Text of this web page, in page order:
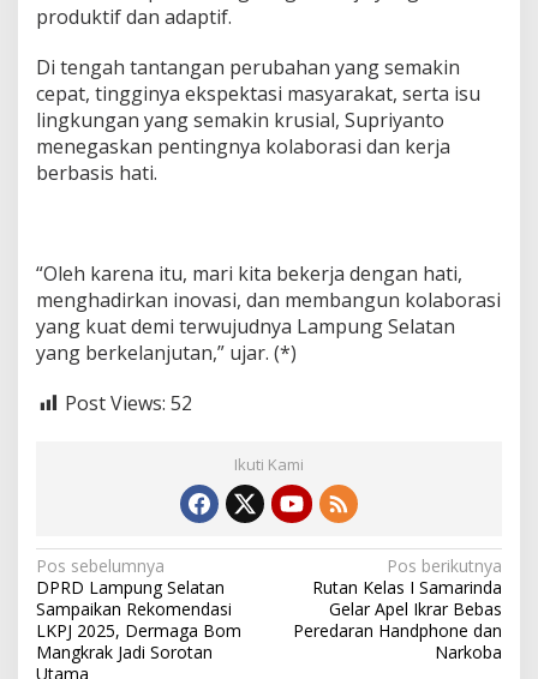
produktif dan adaptif.
Di tengah tantangan perubahan yang semakin
cepat, tingginya ekspektasi masyarakat, serta isu
lingkungan yang semakin krusial, Supriyanto
menegaskan pentingnya kolaborasi dan kerja
berbasis hati.
“Oleh karena itu, mari kita bekerja dengan hati,
menghadirkan inovasi, dan membangun kolaborasi
yang kuat demi terwujudnya Lampung Selatan
yang berkelanjutan,” ujar. (*)
Post Views: 52
Ikuti Kami
N
a
v
Pos sebelumnya
DPRD Lampung Selatan
Sampaikan Rekomendasi
LKPJ 2025, Dermaga Bom
Mangkrak Jadi Sorotan
Utama
Pos berikutnya
Rutan Kelas I Samarinda
Gelar Apel Ikrar Bebas
Peredaran Handphone dan
Narkoba